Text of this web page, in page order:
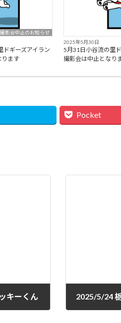
撮影会中止のお知らせ
ドギーズアイラン
ります
2025年5月30日
5月31日小谷流の里
撮影会は中止となり
Pocket
キーくん 2025/5/24